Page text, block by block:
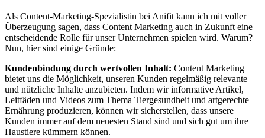
Als Content-Marketing-Spezialistin bei Anifit kann ich mit voller
Überzeugung sagen, dass Content Marketing auch in Zukunft eine
entscheidende Rolle für unser Unternehmen spielen wird. Warum?
Nun, hier sind einige Gründe:
Kundenbindung durch wertvollen Inhalt: Content Marketing
bietet uns die Möglichkeit, unseren Kunden regelmäßig relevante
und nützliche Inhalte anzubieten. Indem wir informative Artikel,
Leitfäden und Videos zum Thema Tiergesundheit und artgerechte
Ernährung produzieren, können wir sicherstellen, dass unsere
Kunden immer auf dem neuesten Stand sind und sich gut um ihre
Haustiere kümmern können.